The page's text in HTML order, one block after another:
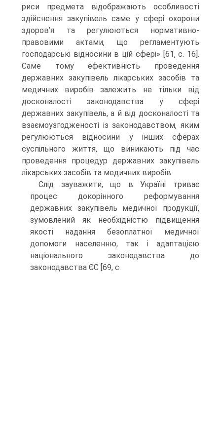
риси предмета відображають особливості
здійснення закупівель саме у сфері охорони
здоров’я та регулюються нормативно-
правовими актами, що регламентують
господарські відносини в цій сфері» [61, с. 16].
Саме тому ефективність проведення
державних закупівель лікарських засобів та
медичних виробів залежить не тільки від
досконалості законодавства у сфері
державних закупівель, а й від досконалості та
взаємоузгодженості із законодавством, яким
регулюються відносини у інших сферах
суспільного життя, що виникають під час
проведення процедур державних закупівель
лікарських засобів та медичних виробів.
Слід зауважити, що в Україні триває
процес докорінного реформування
державних закупівель медичної продукції,
зумовлений як необхідністю підвищення
якості надання безоплатної медичної
допомоги населенню, так і адаптацією
національного законодавства до
законодавства ЄС [69, с.